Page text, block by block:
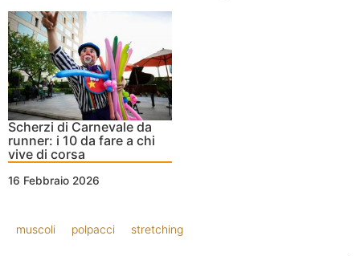
Scherzi di Carnevale da
runner: i 10 da fare a chi
vive di corsa
16 Febbraio 2026
muscoli polpacci stretching